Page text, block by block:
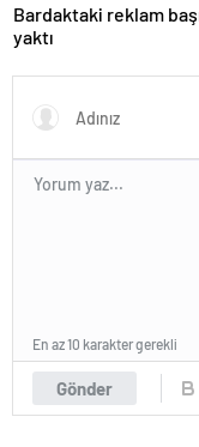
Bardaktaki reklam
yaktı
Gönder
En az 10 karakter gerekli